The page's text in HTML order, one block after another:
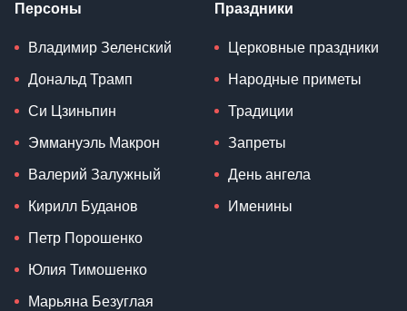
Персоны
Владимир Зеленский
Дональд Трамп
Си Цзиньпин
Эммануэль Макрон
Валерий Залужный
Кирилл Буданов
Петр Порошенко
Юлия Тимошенко
Марьяна Безуглая
Праздники
Церковные праздники
Народные приметы
Традиции
Запреты
День ангела
Именины